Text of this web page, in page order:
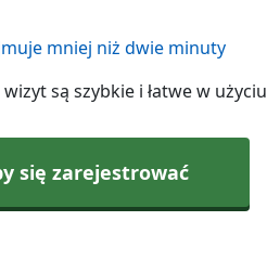
mniej niż dwie minuty
są szybkie i łatwe w
się zarejestrować